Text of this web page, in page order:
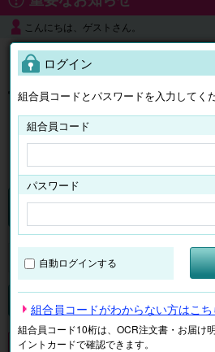
こんにちは、ゲストさん。
よくある質問
チケット
申し訳ございません。 現在、該当商品は
ログイン
組合員コードとパスワードを入力してくだ
組合員コード
パスワード
自動ログインする
組合員コードがわからない方はこち
組合員コード10桁は、OCR注文書・お届け
イントカードで確認できます。